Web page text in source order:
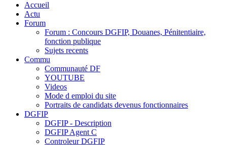
Accueil
Actu
Forum
Forum : Concours DGFIP, Douanes, Pénitentiaire,
fonction publique
Sujets recents
Commu
Communauté DF
YOUTUBE
Videos
Mode d emploi du site
Portraits de candidats devenus fonctionnaires
DGFIP
DGFIP - Description
DGFIP Agent C
Controleur DGFIP